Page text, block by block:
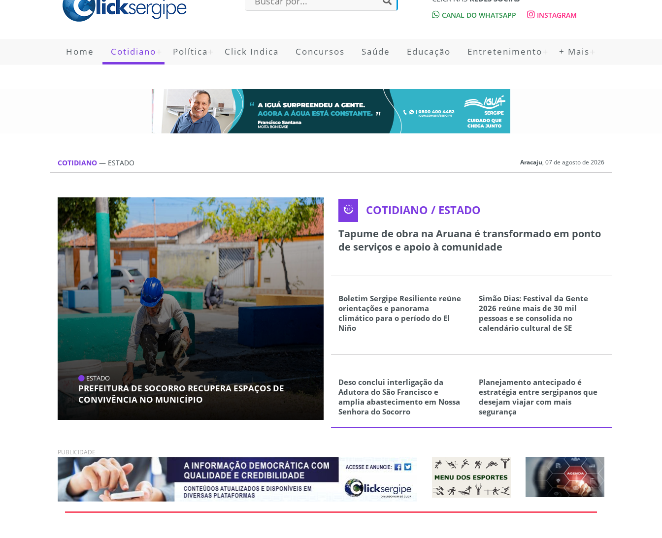
CANAL DO WHATSAPP INSTAGRAM
Home Cotidiano Política Click Indica Concursos Saúde Educação Entretenimento + Mais
COTIDIANO — ESTADO Aracaju, 07 de agosto de 2026
ESTADO
PREFEITURA DE SOCORRO RECUPERA ESPAÇOS DE
CONVIVÊNCIA NO MUNICÍPIO
COTIDIANO / ESTADO
Tapume de obra na Aruana é transformado em ponto
de serviços e apoio à comunidade
Boletim Sergipe Resiliente reúne
orientações e panorama
climático para o período do El
Niño
Simão Dias: Festival da Gente
2026 reúne mais de 30 mil
pessoas e se consolida no
calendário cultural de SE
Deso conclui interligação da
Adutora do São Francisco e
amplia abastecimento em Nossa
Senhora do Socorro
Planejamento antecipado é
estratégia entre sergipanos que
desejam viajar com mais
segurança
PUBLICIDADE